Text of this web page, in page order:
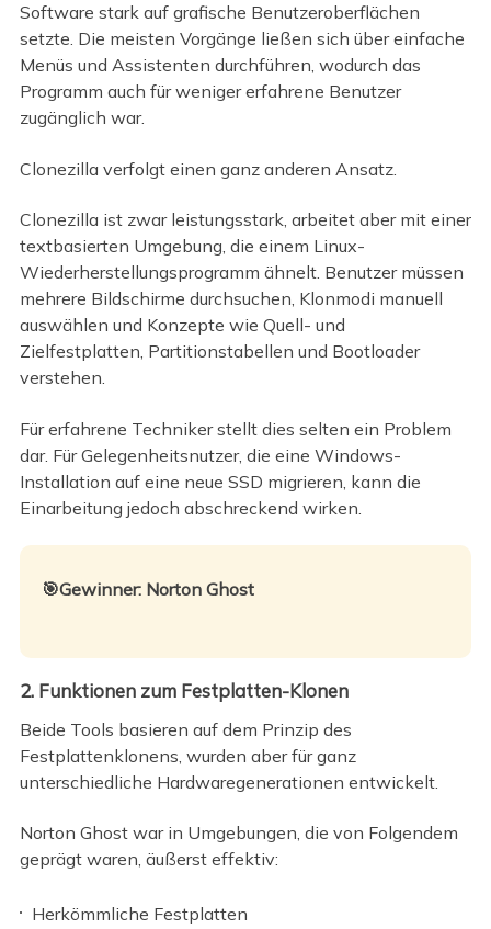
Software stark auf grafische Benutzeroberflächen
setzte. Die meisten Vorgänge ließen sich über einfache
Menüs und Assistenten durchführen, wodurch das
Programm auch für weniger erfahrene Benutzer
zugänglich war.
Clonezilla verfolgt einen ganz anderen Ansatz.
Clonezilla ist zwar leistungsstark, arbeitet aber mit einer
textbasierten Umgebung, die einem Linux-
Wiederherstellungsprogramm ähnelt. Benutzer müssen
mehrere Bildschirme durchsuchen, Klonmodi manuell
auswählen und Konzepte wie Quell- und
Zielfestplatten, Partitionstabellen und Bootloader
verstehen.
Für erfahrene Techniker stellt dies selten ein Problem
dar. Für Gelegenheitsnutzer, die eine Windows-
Installation auf eine neue SSD migrieren, kann die
Einarbeitung jedoch abschreckend wirken.
🎯Gewinner: Norton Ghost
2. Funktionen zum Festplatten-Klonen
Beide Tools basieren auf dem Prinzip des
Festplattenklonens, wurden aber für ganz
unterschiedliche Hardwaregenerationen entwickelt.
Norton Ghost war in Umgebungen, die von Folgendem
geprägt waren, äußerst effektiv:
Herkömmliche Festplatten